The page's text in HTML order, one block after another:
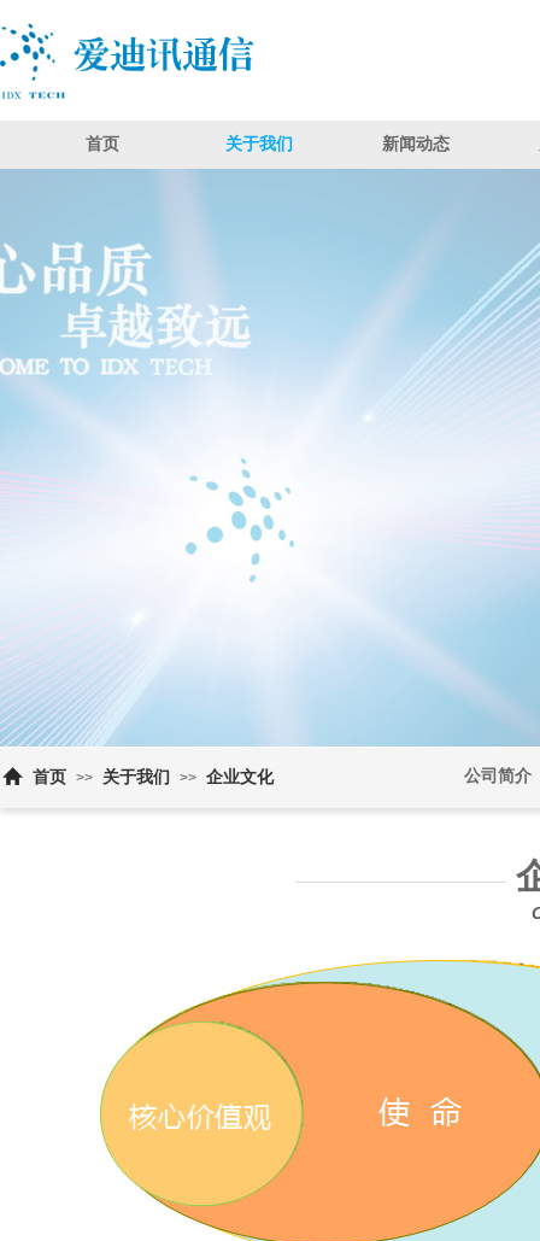
首页 关于我们 新闻动态
首页 >> 关于我们 >> 企业文化 公司简介